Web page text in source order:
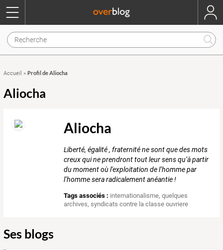
Accueil » Profil de Aliocha
Aliocha
Aliocha
Liberté, égalité , fraternité ne sont que des mots
creux qui ne prendront tout leur sens qu’à partir
du moment où l'exploitation de l’homme par
l’homme sera radicalement anéantie !
Tags associés : internationalisme,quelques
archives,syndicats contre la classe ouvriere
Ses blogs